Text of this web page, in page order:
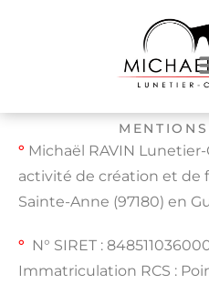
° Michaël RAVIN
activité de création et de
Sainte-Anne (97180) en
° N° SIRET :
Immatriculation RCS :